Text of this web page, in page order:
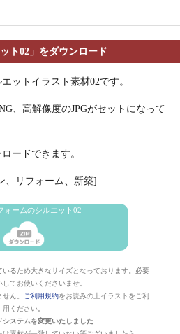
ト02」をダウンロード
ットイラスト素材02です。
、高解像度のJPGがセットになって
ードできます。
、リフォーム、新築]
ォームのシルエット02
るため大きなサイズとなっております。必要
してお使いくださいませ。
ん。
ご利用規約をお読みの上イラストをご利
用ください。
ステムを変更いたしました